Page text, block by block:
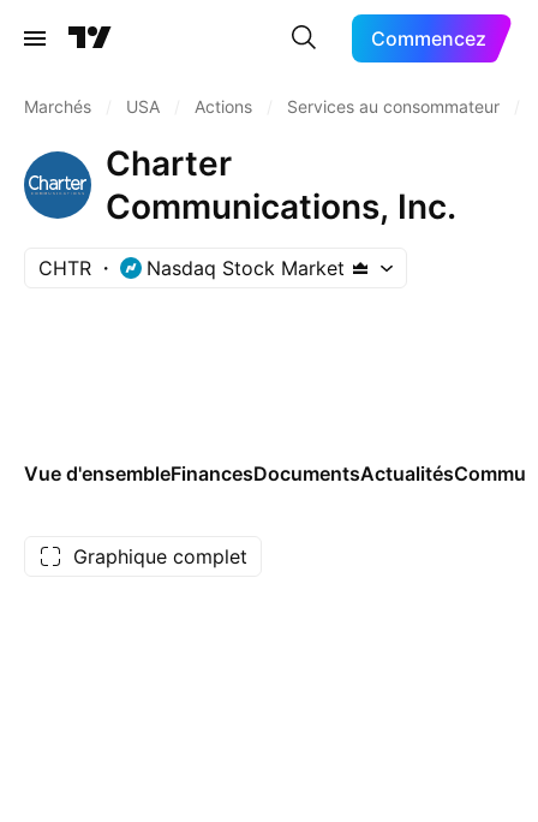
Commencez
Marchés USA Actions Services au consommateur
Charter
Communications, Inc.
CHTR Nasdaq Stock Market
Vue d'ensembleFinancesDocumentsActualités
Graphique complet